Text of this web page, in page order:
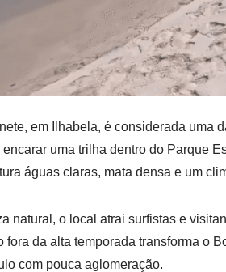
em Ilhabela, é considerada uma
uma trilha dentro do Parque
águas claras, mata densa e um
natural, o local atrai surfistas e
fora da alta temporada transforma o
com pouca aglomeração.